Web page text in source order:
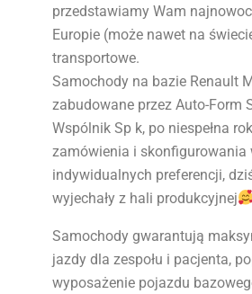
przedstawiamy Wam
Europie (może nawet na
transportowe.
Samochody na bazie Renault
zabudowane przez Auto-Form
Wspólnik Sp k, po niespełna
zamówienia i skonfigurowania
indywidualnych preferencji,
wyjechały z hali produkcyjnej
Samochody gwarantują
jazdy dla zespołu i pacjenta,
wyposażenie pojazdu